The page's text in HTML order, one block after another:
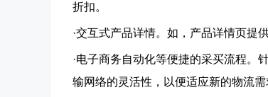
折扣。
·交互式产品详情。 如，产品详情页提
·电子商务自动化等便捷的采买流程。
输网络的灵活性，以便适应新的物流需